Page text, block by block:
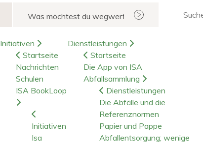
Suchen
Initiativen
Startseite
Nachrichten
Schulen
ISA BookLoop
Initiativen
Isa
Dienstleistungen
Startseite
Die App von ISA
Abfallsammlung
Dienstleistungen
Die Abfälle und die
Referenznormen
Papier und Pappe
Abfallentsorgung; wenige